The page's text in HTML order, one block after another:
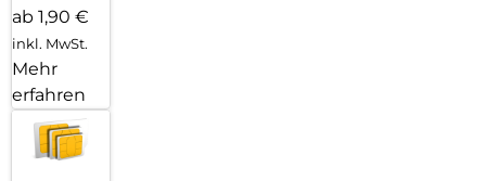
ab 1,90 €
inkl. MwSt.
Mehr
erfahren